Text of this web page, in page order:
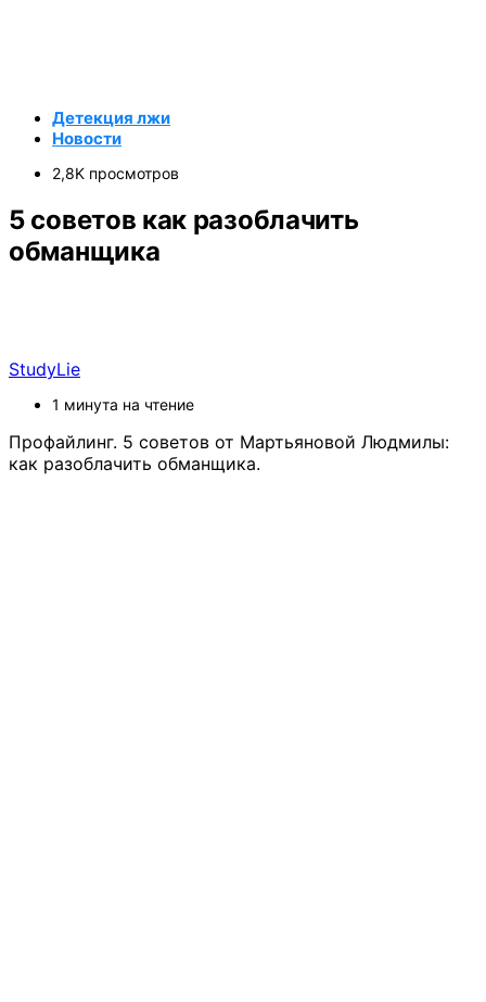
Детекция лжи
Новости
2,8K просмотров
5 советов как разоблачить
обманщика
StudyLie
1 минута на чтение
Профайлинг. 5 советов от Мартьяновой Людмилы:
как разоблачить обманщика.